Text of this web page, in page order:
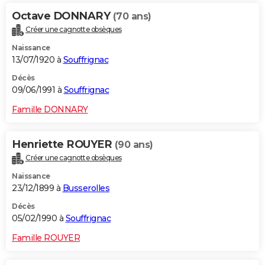
Octave DONNARY (70 ans)
Créer une cagnotte obsèques
Naissance
13/07/1920 à Souffrignac
Décès
09/06/1991 à Souffrignac
Famille DONNARY
Henriette ROUYER (90 ans)
Créer une cagnotte obsèques
Naissance
23/12/1899 à Busserolles
Décès
05/02/1990 à Souffrignac
Famille ROUYER